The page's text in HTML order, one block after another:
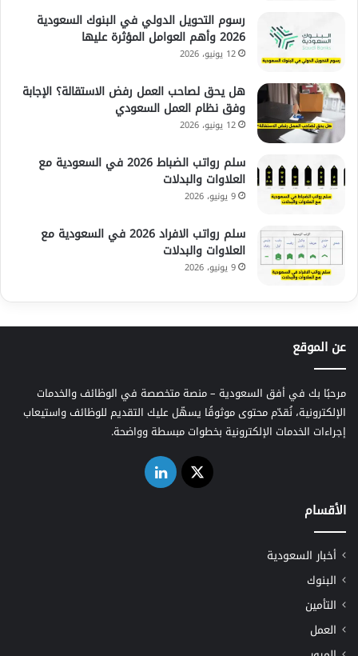
رسوم التحويل الدولي في البنوك السعودية
2026 وأهم العوامل المؤثرة عليها
12 يونيو، 2026
هل يحق لصاحب العمل رفض الاستقالة؟ الإجابة
وفق نظام العمل السعودي
12 يونيو، 2026
سلم رواتب الضباط 2026 في السعودية مع
العلاوات والبدلات
9 يونيو، 2026
سلم رواتب الافراد 2026 في السعودية مع
العلاوات والبدلات
9 يونيو، 2026
عن الموقع
مرحبًا بك في أفق السعودية – منصة متخصصة في الوظائف والخدمات
الإلكترونية، نُقدّم محتوى موثوقًا يسهّل عليك التقديم للوظائف واستيعاب
إجراءات الخدمات الإلكترونية بخطوات مبسطة وواضحة.
‫X لينكدإن
الأقسام
أخبار السعودية
البنوك
التأمين
العمل